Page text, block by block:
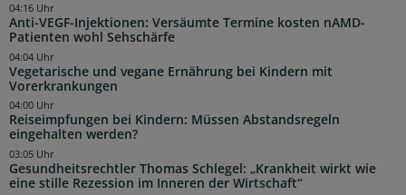
Anti-VEGF-Injektionen: Versäumte Termine kosten nAMD-
Patienten wohl Sehschärfe
04:16 Uhr
Vegetarische und vegane Ernährung bei Kindern mit
Vorerkrankungen
04:04 Uhr
Reiseimpfungen bei Kindern: Müssen Abstandsregeln
eingehalten werden?
04:00 Uhr
Gesundheitsrechtler Thomas Schlegel: „Krankheit wirkt wie
eine stille Rezession im Inneren der Wirtschaft“
03:05 Uhr